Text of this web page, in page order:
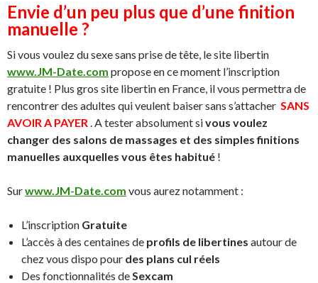
Envie d’un peu plus que d’une finition
manuelle ?
Si vous voulez du sexe sans prise de tête, le site libertin
www.JM-Date.com propose en ce moment l’inscription
gratuite ! Plus gros site libertin en France, il vous permettra de
rencontrer des adultes qui veulent baiser sans s’attacher SANS
AVOIR A PAYER. A tester absolument sivous voulez
changer des salons de massages et des simples finitions
manuelles auxquelles vous êtes habitué !
Surwww.JM-Date.com vous aurez notamment :
L’inscription Gratuite
L’accès à des centaines de profils de libertines autour de
chez vous dispo pour des plans cul réels
Des fonctionnalités deSexcam